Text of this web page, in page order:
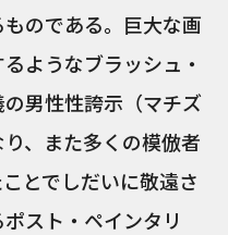
のである。巨大な画
ようなブラッシュ・
男性性誇示（マチズ
、また多くの模倣者
とでしだいに敬遠さ
スト・ペインタリ